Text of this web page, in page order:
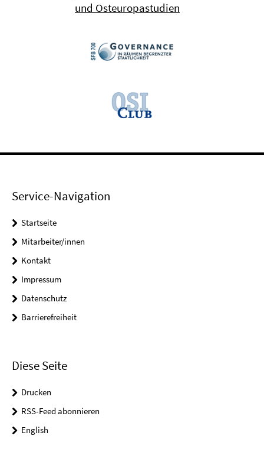
und Osteuropastudien
Service-Navigation
Startseite
Mitarbeiter/innen
Kontakt
Impressum
Datenschutz
Barrierefreiheit
Diese Seite
Drucken
RSS-Feed abonnieren
English